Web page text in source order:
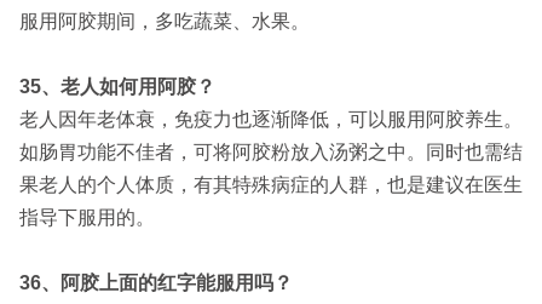
服用阿胶期间，多吃蔬菜、水果。
35、老人如何用阿胶？
老人因年老体衰，免疫力也逐渐降低，可以服用阿胶养生。
如肠胃功能不佳者，可将阿胶粉放入汤粥之中。同时也需结
果老人的个人体质，有其特殊病症的人群，也是建议在医生
指导下服用的。
36、阿胶上面的红字能服用吗？